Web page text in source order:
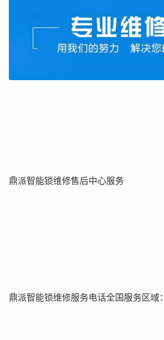
鼎派智能锁维修售后中心服务
鼎派智能锁维修服务电话全国服务区域：